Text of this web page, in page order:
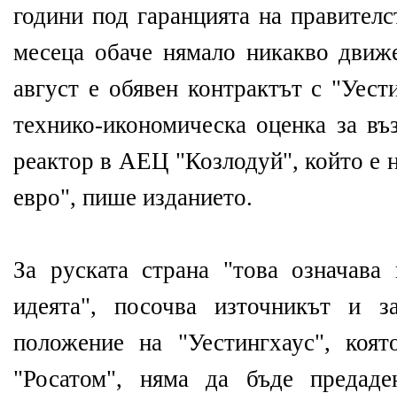
години под гаранцията на
месеца обаче нямало никакво
август е обявен контрактът с
технико-икономическа оценка за
реактор в АЕЦ "Козлодуй", който е
евро", пише изданието.
За руската страна "това
идеята", посочва източникът и
положение на "Уестингхаус",
"Росатом", няма да бъде